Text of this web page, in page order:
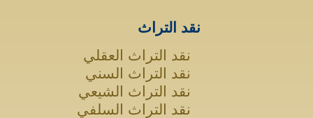
نقد التراث
نقد التراث العقلي
نقد التراث السني
نقد التراث الشيعي
نقد التراث السلفي